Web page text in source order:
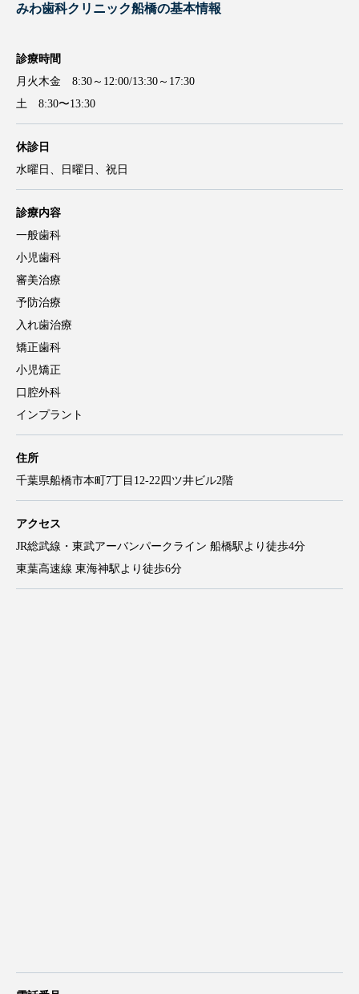
みわ歯科クリニック船橋の基本情報
診療時間
月火木金 8:30～12:00/13:30～17:30
土 8:30〜13:30
休診日
水曜日、日曜日、祝日
診療内容
一般歯科
小児歯科
審美治療
予防治療
入れ歯治療
矯正歯科
小児矯正
口腔外科
インプラント
住所
千葉県船橋市本町7丁目12-22四ツ井ビル2階
アクセス
JR総武線・東武アーバンパークライン 船橋駅より徒歩4分
東葉高速線 東海神駅より徒歩6分